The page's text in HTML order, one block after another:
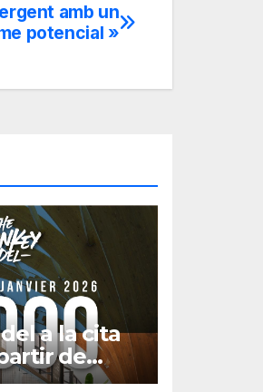
amb un
potencial »
a la cita
de